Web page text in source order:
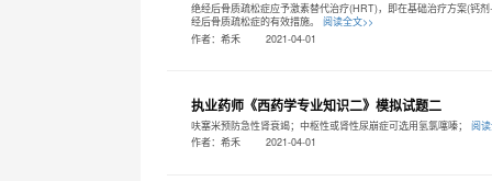
绝经后骨质疏松症应予激素替代治疗(HRT)，即在基础治疗方案(钙
经后骨质疏松症的有效措施。
阅读全文>>
作者：希禾
2021-04-01
执业药师《西药学专业知识二》模拟试题二
呋塞米预防急性肾衰竭；中枢性或肾性尿崩症可选用氢氯噻嗪；
阅
作者：希禾
2021-04-01